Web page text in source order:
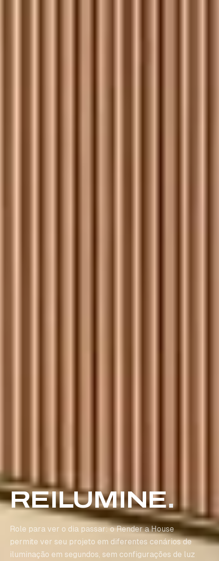
REILUMINE.
Role para ver o dia passar: o Render a House
permite ver seu projeto em diferentes cenários de
iluminação em segundos, sem configurações de luz